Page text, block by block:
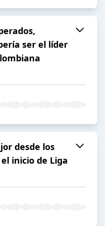
ser el líder
desde los
inicio de Liga